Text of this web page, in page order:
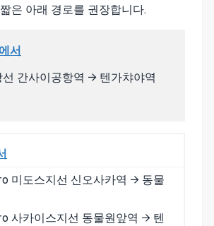
은 아래 경로를 권장합니다.
서
간사이공항역 → 텐가챠야역
미도스지선 신오사카역 → 동물
사카이스지선 동물원앞역 → 텐